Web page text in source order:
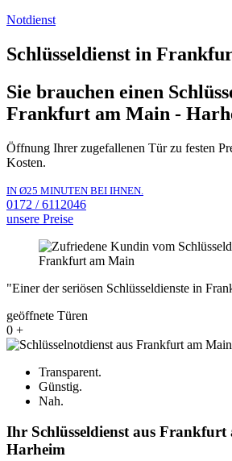
Notdienst
Schlüsseldienst in
Sie brauchen einen
Frankfurt am Main -
Öffnung Ihrer zugefallenen Tür zu festen
Kosten.
IN Ø25 MINUTEN BEI IHNEN.
0172 / 6112046
unsere Preise
"Einer der seriösen Schlüsseldienste in
geöffnete Türen
0 +
Transparent.
Günstig.
Nah.
Ihr Schlüsseldienst aus
Harheim